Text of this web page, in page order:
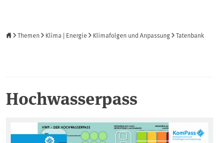
Themen Klima | Energie Klimafolgen und Anpassung Tatenbank
Hochwasserpass